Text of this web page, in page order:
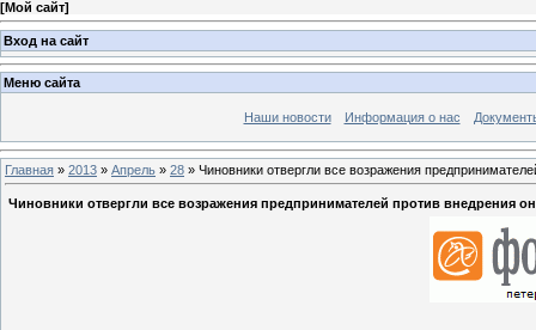
[Мой сайт]
Вход на сайт
Меню сайта
Наши новости Информация о нас
Главная » 2013 » Апрель » 28 » Чиновники отвергли все возражения
Чиновники отвергли все возражения предпринимателей против внедрения